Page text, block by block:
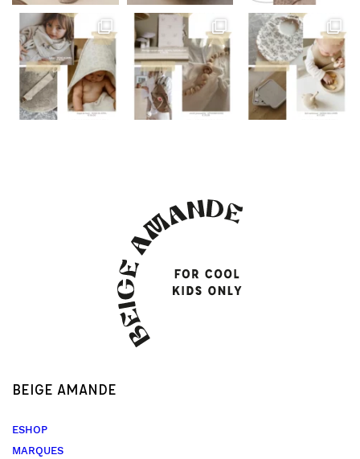
BEIGE AMANDE
ESHOP
MARQUES